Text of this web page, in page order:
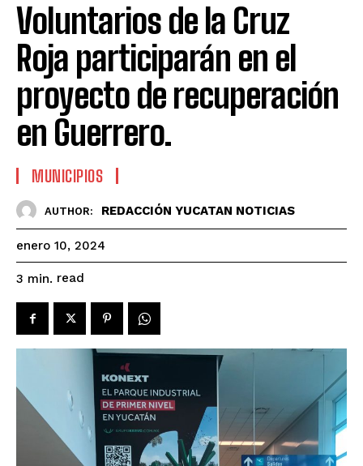
Voluntarios de la Cruz
Roja participarán en el
proyecto de recuperación
en Guerrero.
MUNICIPIOS
AUTHOR: REDACCIÓN YUCATAN NOTICIAS
enero 10, 2024
3 min. read